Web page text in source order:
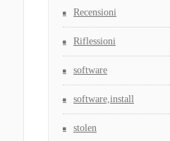
Recensioni
Riflessioni
software
software,install
stolen